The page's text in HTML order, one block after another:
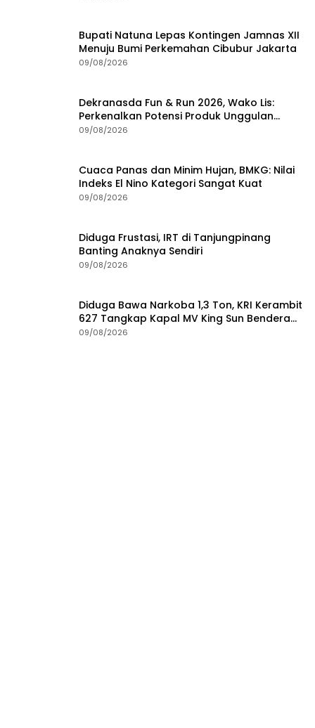
Bupati Natuna Lepas Kontingen Jamnas XII
Menuju Bumi Perkemahan Cibubur Jakarta
09/08/2026
Dekranasda Fun & Run 2026, Wako Lis:
Perkenalkan Potensi Produk Unggulan
Daerah
09/08/2026
Cuaca Panas dan Minim Hujan, BMKG: Nilai
Indeks El Nino Kategori Sangat Kuat
09/08/2026
Diduga Frustasi, IRT di Tanjungpinang
Banting Anaknya Sendiri
09/08/2026
Diduga Bawa Narkoba 1,3 Ton, KRI Kerambit
627 Tangkap Kapal MV King Sun Bendera
Tanzania
09/08/2026